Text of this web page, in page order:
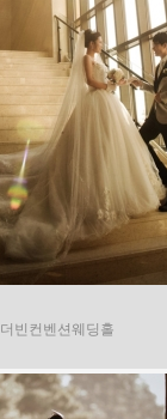
더빈컨벤션웨딩홀